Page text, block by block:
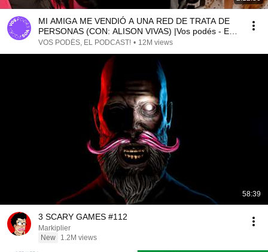
MI AMIGA ME VENDIÓ A UNA RED DE TRATA DE
PERSONAS (CON: ALISON VIVAS) |Vos podés - EP
154|
VOS PODÉS, EL PODCAST! • 12M views
58:39
3 SCARY GAMES #112
Markiplier
New
1.2M views